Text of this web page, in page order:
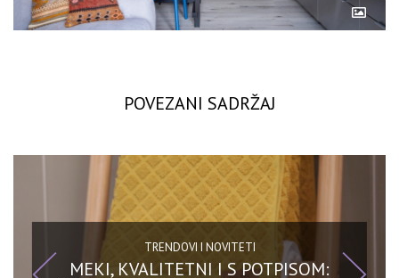
POVEZANI SADRŽAJ
TRENDOVI I NOVITETI
MEKI, KVALITETNI I S POTPISOM: